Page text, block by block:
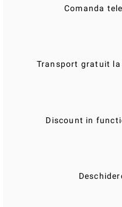
Comanda
Transport gratuit la
Discount in